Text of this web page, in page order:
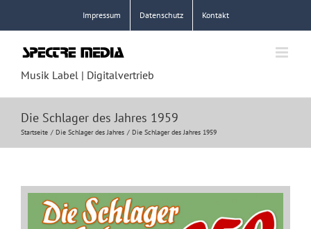
springen
Impressum Datenschutz Kontakt
Musik Label | Digitalvertrieb
Die Schlager des Jahres 1959
Startseite Die Schlager des Jahres Die Schlager des Jahres 1959